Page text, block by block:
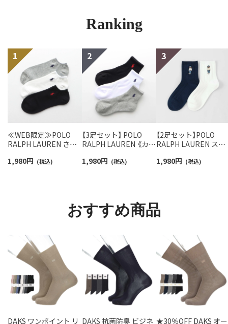
Ranking
≪WEB限定≫POLO
RALPH LAUREN さら
スニーカー丈ソックス
1,980円 (税込)
【3足セット】 POLO
RALPH LAUREN 《カラ
ンポイントソックス シ
1,980円 (税込)
【2足セット】POLO
RALPH LAUREN スタ
ロベア オーガニック
1,980円 (税込)
おすすめ商品
DAKS ワンポイント リ DAKS 抗菌防臭 ビジネ ★30％OFF DAKS オー